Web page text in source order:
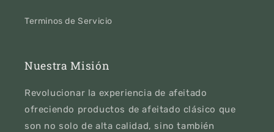
Terminos de Servicio
Nuestra Misión
Revolucionar la experiencia de afeitado
ofreciendo productos de afeitado clásico que
son no solo de alta calidad, sino también